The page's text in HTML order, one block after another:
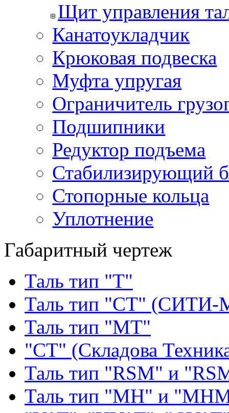
Щит управления
Канатоукладчик
Крюковая подвеска
Муфта упругая
Ограничитель
Подшипники
Редуктор подъема
Стабилизирующий
Стопорные кольца
Уплотнение
Габаритный чертеж
Таль тип "Т"
Таль тип "СТ" (СИТИ-
Таль тип "МТ"
"СТ" (Складова
Таль тип "RSМ" и
Таль тип "MH" и